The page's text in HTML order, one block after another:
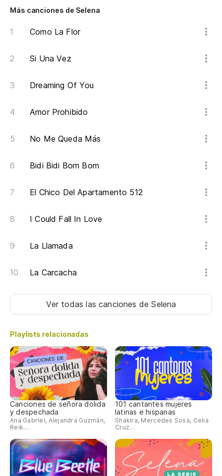
Más canciones de Selena
Como La Flor
Si Una Vez
Dreaming Of You
Amor Prohibido
No Me Queda Más
Bidi Bidi Bom Bom
El Chico Del Apartamento 512
I Could Fall In Love
La Llamada
La Carcacha
Ver todas las canciones de Selena
Playlists relacionadas
Canciones de señora dolida
y despechada
Ana Gabriel, Alejandra Guzmán,
Reik...
101 cantantes mujeres
latinas e hispanas
Shakira, Mercedes Sosa, Celia
Cruz...